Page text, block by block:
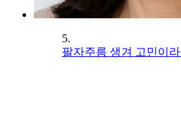
5.
팔자주름 생겨 고민이